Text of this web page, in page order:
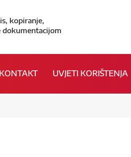
kopiranje,
dokumentacijom
KONTAKT UVJETI KORIŠTENJA